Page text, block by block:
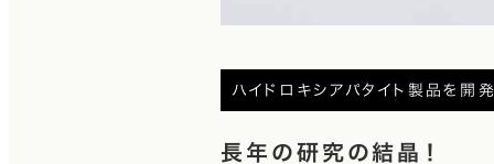
ハイドロキシアパタイト製品を開
長年の研究の結晶！